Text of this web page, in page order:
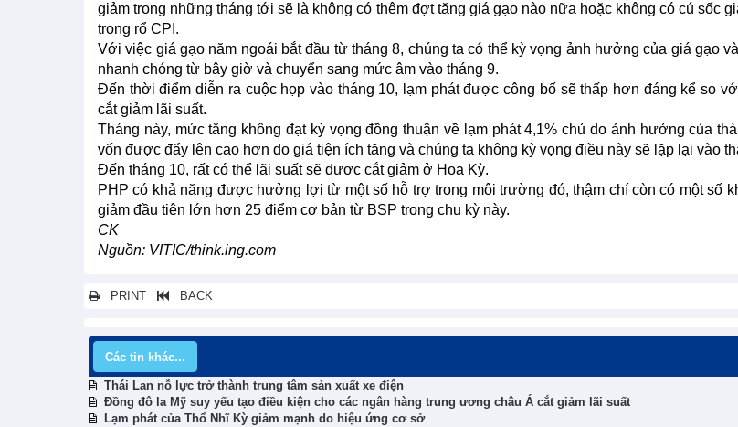
giảm trong những tháng tới sẽ là không có thêm đợt tăng giá gạo nào nữa hoặc không có cú sốc
trong rổ CPI.
Với việc giá gạo năm ngoái bắt đầu từ tháng 8, chúng ta có thể kỳ vọng ảnh hưởng của giá gạo
nhanh chóng từ bây giờ và chuyển sang mức âm vào tháng 9.
Đến thời điểm diễn ra cuộc họp vào tháng 10, lạm phát được công bố sẽ thấp hơn đáng kể so
cắt giảm lãi suất.
Tháng này, mức tăng không đạt kỳ vọng đồng thuận về lạm phát 4,1% chủ do ảnh hưởng của
vốn được đẩy lên cao hơn do giá tiện ích tăng và chúng ta không kỳ vọng điều này sẽ lặp lại vào
Đến tháng 10, rất có thể lãi suất sẽ được cắt giảm ở Hoa Kỳ.
PHP có khả năng được hưởng lợi từ một số hỗ trợ trong môi trường đó, thậm chí còn có một số
giảm đầu tiên lớn hơn 25 điểm cơ bản từ BSP trong chu kỳ này.
CK
Nguồn: VITIC/think.ing.com
PRINT BACK
Các tin khác...
Thái Lan nỗ lực trở thành trung tâm sản xuất xe điện
Đồng đô la Mỹ suy yếu tạo điều kiện cho các ngân hàng trung ương châu Á cắt giảm lãi suất
Lạm phát của Thổ Nhĩ Kỳ giảm mạnh do hiệu ứng cơ sở